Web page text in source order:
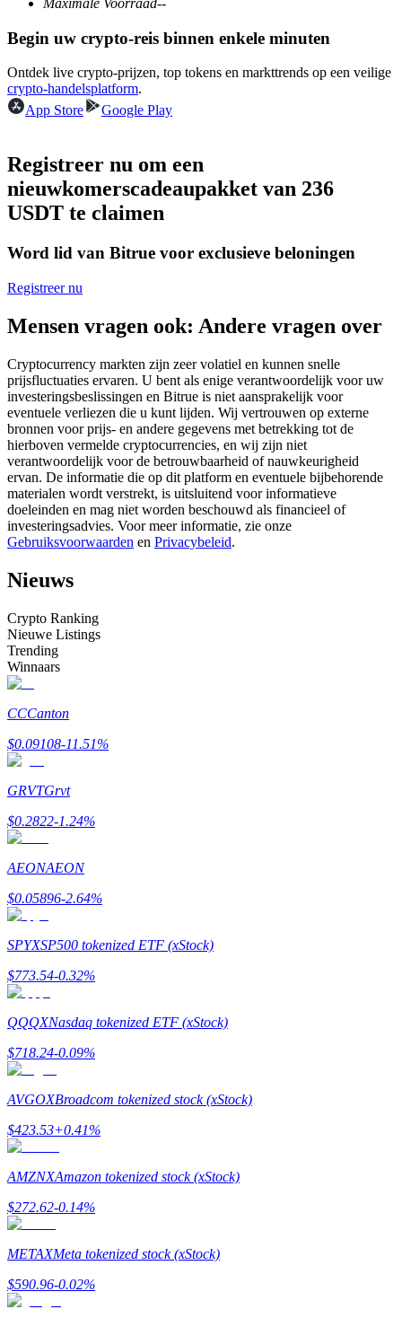
USDC-futures
Word een Copy Trader
Informatie
Big data-analyse inclusief handelsinformatie, enz.
Gids
Futures-startgids
Handelsstrategieën
Leer hoe u winstgevend kunt blijven
Maximale Voorraad--
Begin uw crypto-reis binnen enkele minuten
Ontdek live crypto-prijzen, top tokens en markttrends op een veilige
crypto-handelsplatform.
App Store
Google Play
Registreer nu om een
nieuwkomerscadeaupakket van 236
USDT te claimen
Word lid van Bitrue voor exclusieve beloningen
Registreer nu
Mensen vragen ook: Andere vragen over
Cryptocurrency markten zijn zeer volatiel en kunnen snelle
prijsfluctuaties ervaren. U bent als enige verantwoordelijk voor uw
investeringsbeslissingen en Bitrue is niet aansprakelijk voor
eventuele verliezen die u kunt lijden. Wij vertrouwen op externe
bronnen voor prijs- en andere gegevens met betrekking tot de
hierboven vermelde cryptocurrencies, en wij zijn niet
verantwoordelijk voor de betrouwbaarheid of nauwkeurigheid
ervan. De informatie die op dit platform en eventuele bijbehorende
materialen wordt verstrekt, is uitsluitend voor informatieve
doeleinden en mag niet worden beschouwd als financieel of
investeringsadvies. Voor meer informatie, zie onze
Gebruiksvoorwaarden en Privacybeleid.
Nieuws
Crypto Ranking
Nieuwe Listings
Trending
Winnaars
CCCanton
$0.09108-11.51%
GRVTGrvt
$0.2822-1.24%
AEONAEON
$0.05896-2.64%
SPYXSP500 tokenized ETF (xStock)
$773.54-0.32%
QQQXNasdaq tokenized ETF (xStock)
$718.24-0.09%
AVGOXBroadcom tokenized stock (xStock)
$423.53+0.41%
AMZNXAmazon tokenized stock (xStock)
$272.62-0.14%
METAXMeta tokenized stock (xStock)
$590.96-0.02%